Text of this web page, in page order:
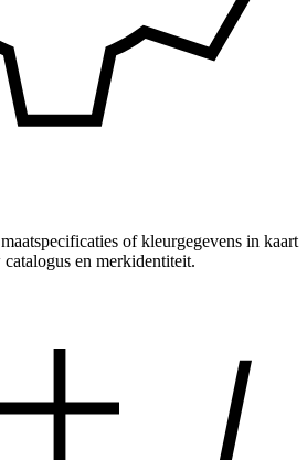
of kleurgegevens in kaart
en merkidentiteit.